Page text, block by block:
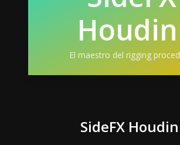
El maestro del rigging
SideFX